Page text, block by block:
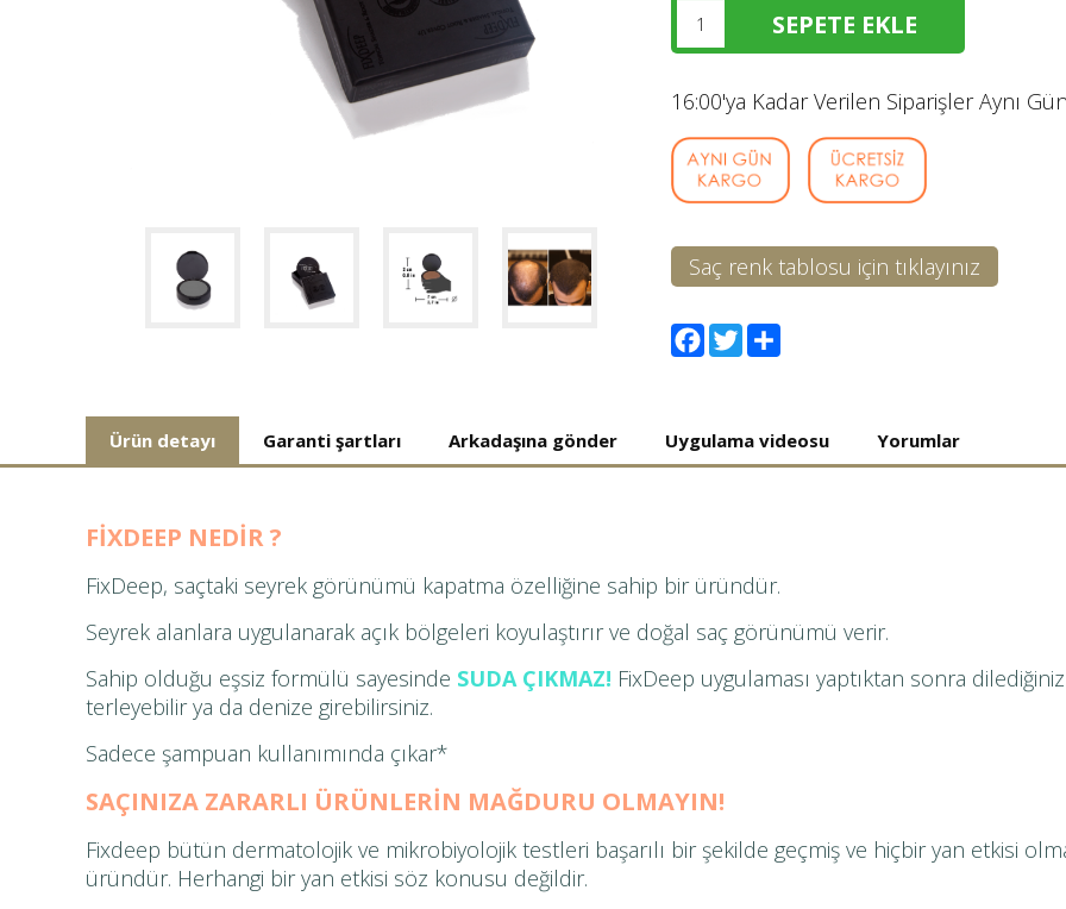
16:00'ya Kadar Verilen Siparişler Aynı
Saç renk tablosu için tıklayınız
Facebook
Twitter
Ürün detayları
Ürün detayı
(etkin sekme)
Garanti şartları Arkadaşına gönder Uygulama videosu Yorumlar
FİXDEEP NEDİR ?
FixDeep, saçtaki seyrek görünümü kapatma özelliğine sahip bir üründür.
Seyrek alanlara uygulanarak açık bölgeleri koyulaştırır ve doğal saç görünümü verir.
Sahip olduğu eşsiz formülü sayesinde SUDA ÇIKMAZ! FixDeep uygulaması yaptıktan sonra
terleyebilir ya da denize girebilirsiniz.
Sadece şampuan kullanımında çıkar*
SAÇINIZA ZARARLI ÜRÜNLERİN MAĞDURU OLMAYIN!
Fixdeep bütün dermatolojik ve mikrobiyolojik testleri başarılı bir şekilde geçmiş ve hiçbir yan etkisi
üründür. Herhangi bir yan etkisi söz konusu değildir.